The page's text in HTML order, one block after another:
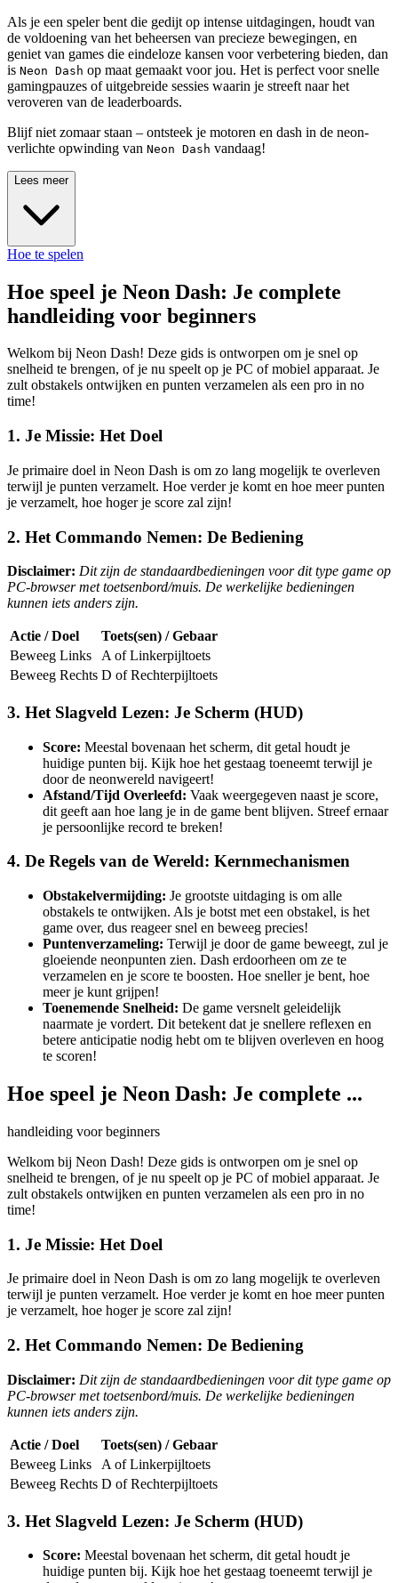
Als je een speler bent die gedijt op intense uitdagingen, houdt van
de voldoening van het beheersen van precieze bewegingen, en
geniet van games die eindeloze kansen voor verbetering bieden, dan
is Neon Dash op maat gemaakt voor jou. Het is perfect voor snelle
gamingpauzes of uitgebreide sessies waarin je streeft naar het
veroveren van de leaderboards.
Blijf niet zomaar staan – ontsteek je motoren en dash in de neon-
verlichte opwinding van Neon Dash vandaag!
Lees meer
Hoe te spelen
Hoe speel je Neon Dash: Je complete
handleiding voor beginners
Welkom bij Neon Dash! Deze gids is ontworpen om je snel op
snelheid te brengen, of je nu speelt op je PC of mobiel apparaat. Je
zult obstakels ontwijken en punten verzamelen als een pro in no
time!
1. Je Missie: Het Doel
Je primaire doel in Neon Dash is om zo lang mogelijk te overleven
terwijl je punten verzamelt. Hoe verder je komt en hoe meer punten
je verzamelt, hoe hoger je score zal zijn!
2. Het Commando Nemen: De Bediening
Disclaimer: Dit zijn de standaardbedieningen voor dit type game op
PC-browser met toetsenbord/muis. De werkelijke bedieningen
kunnen iets anders zijn.
Actie / Doel
Toets(sen) / Gebaar
Beweeg Links
A of Linkerpijltoets
Beweeg Rechts D of Rechterpijltoets
3. Het Slagveld Lezen: Je Scherm (HUD)
Score: Meestal bovenaan het scherm, dit getal houdt je
huidige punten bij. Kijk hoe het gestaag toeneemt terwijl je
door de neonwereld navigeert!
Afstand/Tijd Overleefd: Vaak weergegeven naast je score,
dit geeft aan hoe lang je in de game bent blijven. Streef ernaar
je persoonlijke record te breken!
4. De Regels van de Wereld: Kernmechanismen
Obstakelvermijding: Je grootste uitdaging is om alle
obstakels te ontwijken. Als je botst met een obstakel, is het
game over, dus reageer snel en beweeg precies!
Puntenverzameling: Terwijl je door de game beweegt, zul je
gloeiende neonpunten zien. Dash erdoorheen om ze te
verzamelen en je score te boosten. Hoe sneller je bent, hoe
meer je kunt grijpen!
Toenemende Snelheid: De game versnelt geleidelijk
naarmate je vordert. Dit betekent dat je snellere reflexen en
betere anticipatie nodig hebt om te blijven overleven en hoog
te scoren!
Hoe speel je Neon Dash: Je complete ...
handleiding voor beginners
Welkom bij Neon Dash! Deze gids is ontworpen om je snel op
snelheid te brengen, of je nu speelt op je PC of mobiel apparaat. Je
zult obstakels ontwijken en punten verzamelen als een pro in no
time!
1. Je Missie: Het Doel
Je primaire doel in Neon Dash is om zo lang mogelijk te overleven
terwijl je punten verzamelt. Hoe verder je komt en hoe meer punten
je verzamelt, hoe hoger je score zal zijn!
2. Het Commando Nemen: De Bediening
Disclaimer: Dit zijn de standaardbedieningen voor dit type game op
PC-browser met toetsenbord/muis. De werkelijke bedieningen
kunnen iets anders zijn.
Actie / Doel
Toets(sen) / Gebaar
Beweeg Links
A of Linkerpijltoets
Beweeg Rechts D of Rechterpijltoets
3. Het Slagveld Lezen: Je Scherm (HUD)
Score: Meestal bovenaan het scherm, dit getal houdt je
huidige punten bij. Kijk hoe het gestaag toeneemt terwijl je